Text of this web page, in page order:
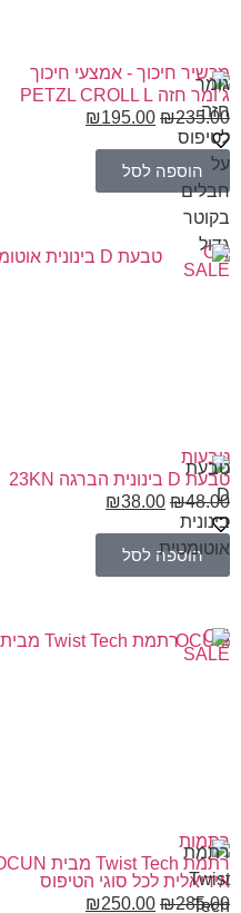
מכשיר חיכוך - אמצעי חיכוך
ג’ומר חזה PETZL CROLL L
₪235.00
₪195.00
הוספה לסל
ON
SALE
טבעות
טבעת D בינונית הברגה 23KN
₪48.00
₪38.00
הוספה לסל
ON
SALE
OCUM
רתמות
אידיאלית לכל סוגי הטיפוס
₪285.00
₪250.00